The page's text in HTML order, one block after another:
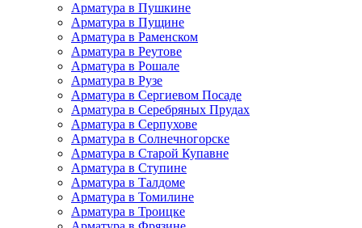
Арматура в Пушкине
Арматура в Пущине
Арматура в Раменском
Арматура в Реутове
Арматура в Рошале
Арматура в Рузе
Арматура в Сергиевом Посаде
Арматура в Серебряных Прудах
Арматура в Серпухове
Арматура в Солнечногорске
Арматура в Старой Купавне
Арматура в Ступине
Арматура в Талдоме
Арматура в Томилине
Арматура в Троицке